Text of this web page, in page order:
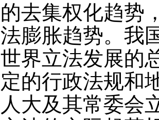
的去集权化趋势
法膨胀趋势。我
世界立法发展的
定的行政法规和
人大及其常委会